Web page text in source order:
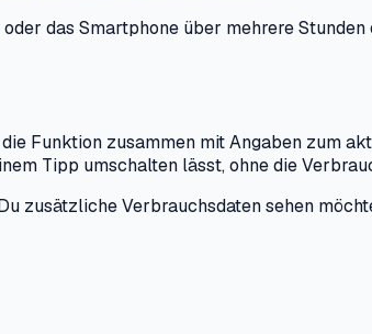
das Smartphone über mehrere
Funktion zusammen mit Angaben zum
Tipp umschalten lässt, ohne die
zusätzliche Verbrauchsdaten sehen